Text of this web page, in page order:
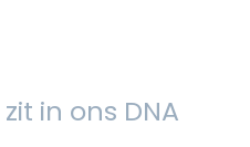
in ons DNA